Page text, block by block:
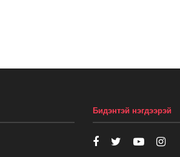
Бидэнтэй нэгдээрэй